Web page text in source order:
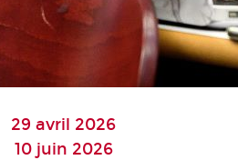
29 avril 2026
10 juin 2026